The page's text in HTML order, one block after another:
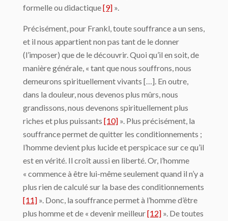
formelle ou didactique[9] ».
Précisément, pour Frankl, toute souffrance a un sens,
et il nous appartient non pas tant de le donner
(l’imposer) que de le découvrir. Quoi qu’il en soit, de
manière générale, « tant que nous souffrons, nous
demeurons spirituellement vivants […]. En outre,
dans la douleur, nous devenos plus mûrs, nous
grandissons, nous devenons spirituellement plus
riches et plus puissants [10] ». Plus précisément, la
souffrance permet de quitter les conditionnements ;
l’homme devient plus lucide et perspicace sur ce qu’il
est en vérité. Il croît aussi en liberté. Or, l’homme
« commence à être lui-même seulement quand il n’y a
plus rien de calculé sur la base des conditionnements
[11] ». Donc, la souffrance permet à l’homme d’être
plus homme et de « devenir meilleur[12] ». De toutes